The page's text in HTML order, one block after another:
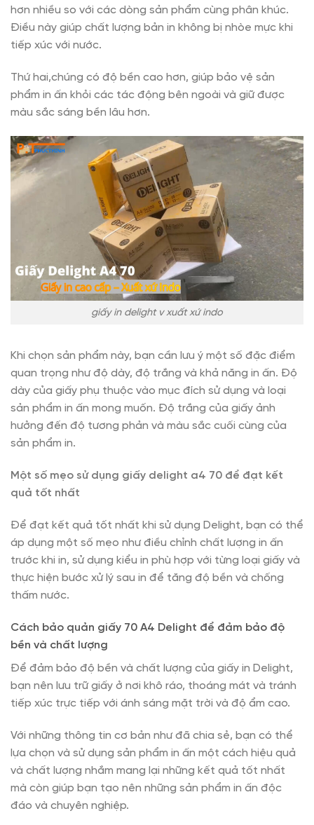
hơn nhiều so với các dòng sản phẩm cùng phân khúc.
Điều này giúp chất lượng bản in không bị nhòe mực khi
tiếp xúc với nước.
Thứ hai,chúng có độ bền cao hơn, giúp bảo vệ sản
phẩm in ấn khỏi các tác động bên ngoài và giữ được
màu sắc sáng bền lâu hơn.
giấy in delight v xuất xứ indo
Khi chọn sản phẩm này, bạn cần lưu ý một số đặc điểm
quan trọng như độ dày, độ trắng và khả năng in ấn. Độ
dày của giấy phụ thuộc vào mục đích sử dụng và loại
sản phẩm in ấn mong muốn. Độ trắng của giấy ảnh
hưởng đến độ tương phản và màu sắc cuối cùng của
sản phẩm in.
Một số mẹo sử dụng giấy delight a4 70 để đạt kết
quả tốt nhất
Để đạt kết quả tốt nhất khi sử dụng Delight, bạn có thể
áp dụng một số mẹo như điều chỉnh chất lượng in ấn
trước khi in, sử dụng kiểu in phù hợp với từng loại giấy và
thực hiện bước xử lý sau in để tăng độ bền và chống
thấm nước.
Cách bảo quản giấy 70 A4 Delight để đảm bảo độ
bền và chất lượng
Để đảm bảo độ bền và chất lượng của giấy in Delight,
bạn nên lưu trữ giấy ở nơi khô ráo, thoáng mát và tránh
tiếp xúc trực tiếp với ánh sáng mặt trời và độ ẩm cao.
Với những thông tin cơ bản như đã chia sẻ, bạn có thể
lựa chọn và sử dụng sản phẩm in ấn một cách hiệu quả
và chất lượng nhắm mang lại những kết quả tốt nhất
mà còn giúp bạn tạo nên những sản phẩm in ấn độc
đáo và chuyên nghiệp.